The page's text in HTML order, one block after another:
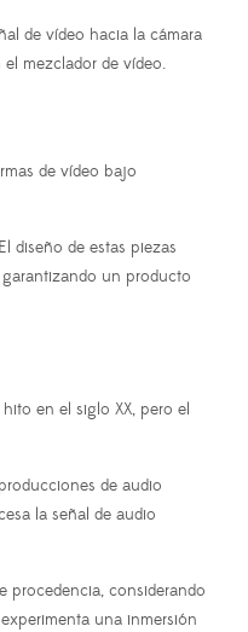
de vídeo hacia la cámara
mezclador de vídeo.
de vídeo bajo
diseño de estas piezas
un producto
en el siglo XX, pero el
de audio
la señal de audio
procedencia, considerando
una inmersión